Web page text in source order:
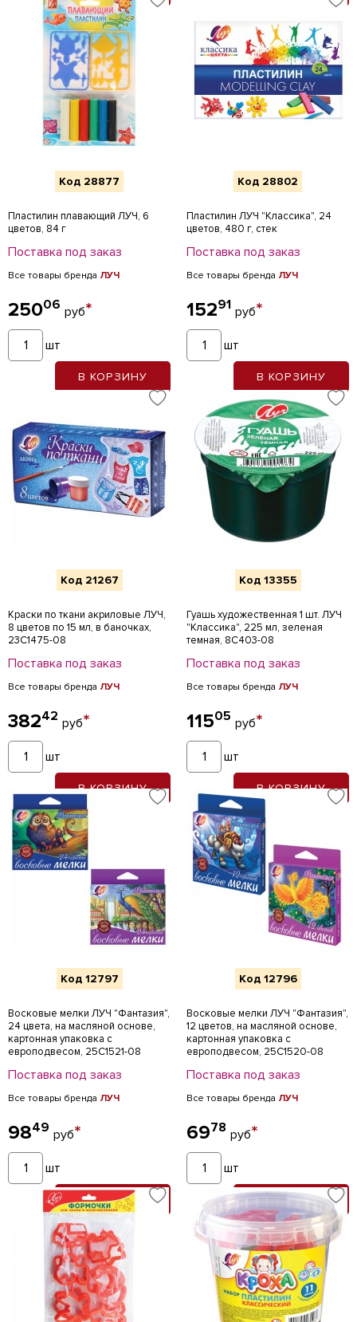
Код 28877
Пластилин плавающий ЛУЧ, 6
цветов, 84 г
Поставка под заказ
Все товары бренда ЛУЧ
25006 руб*
шт
В КОРЗИНУ
Код 28802
Пластилин ЛУЧ "Классика", 24
цветов, 480 г, стек
Поставка под заказ
Все товары бренда ЛУЧ
15291 руб*
шт
В КОРЗИНУ
Код 21267
Краски по ткани акриловые ЛУЧ,
8 цветов по 15 мл, в баночках,
23С1475-08
Поставка под заказ
Все товары бренда ЛУЧ
38242 руб*
шт
В КОРЗИНУ
Код 13355
Гуашь художественная 1 шт. ЛУЧ
"Классика", 225 мл, зеленая
темная, 8С403-08
Поставка под заказ
Все товары бренда ЛУЧ
11505 руб*
шт
В КОРЗИНУ
Код 12797
Восковые мелки ЛУЧ "Фантазия",
24 цвета, на масляной основе,
картонная упаковка с
европодвесом, 25С1521-08
Поставка под заказ
Все товары бренда ЛУЧ
9849 руб*
шт
В КОРЗИНУ
Код 12796
Восковые мелки ЛУЧ "Фантазия",
12 цветов, на масляной основе,
картонная упаковка с
европодвесом, 25С1520-08
Поставка под заказ
Все товары бренда ЛУЧ
6978 руб*
шт
В КОРЗИНУ